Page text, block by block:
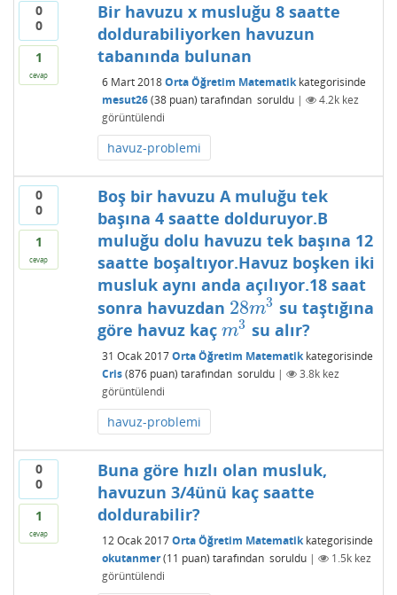
0
0
1
cevap
Bir havuzu x musluğu 8 saatte
doldurabiliyorken havuzun
tabanında bulunan
6 Mart 2018 Orta Öğretim Matematikkategorisinde
mesut26 (38puan) tarafından soruldu | 4.2kkez
görüntülendi
havuz-problemi
0
0
1
cevap
Boş bir havuzu A muluğu tek
başına 4 saatte dolduruyor.B
muluğu dolu havuzu tek başına 12
saatte boşaltıyor.Havuz boşken iki
musluk aynı anda açılıyor.18 saat
sonra havuzdan 28m3
28m3 su taştığına
göre havuz kaç m3
m3 su alır?
31 Ocak 2017 Orta Öğretim Matematikkategorisinde
Cris (876puan) tarafından soruldu | 3.8kkez
görüntülendi
havuz-problemi
0
0
1
cevap
Buna göre hızlı olan musluk,
havuzun 3/4ünü kaç saatte
doldurabilir?
12 Ocak 2017 Orta Öğretim Matematikkategorisinde
okutanmer (11 puan) tarafından soruldu | 1.5kkez
görüntülendi